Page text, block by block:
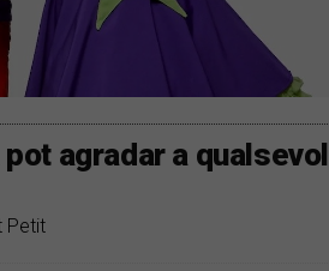
agradar a qualsevol
Petit